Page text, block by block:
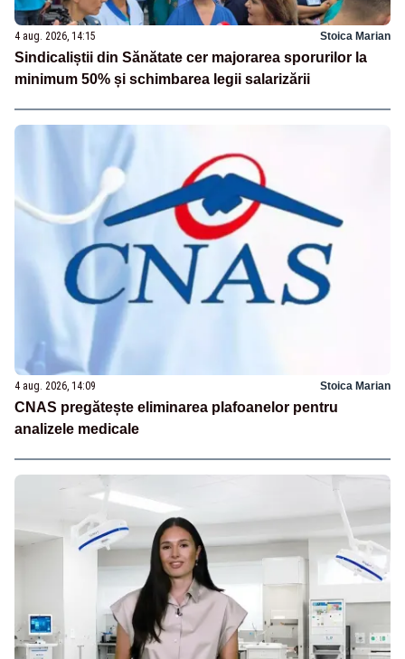
4 aug. 2026, 14:15 Stoica Marian
Sindicaliștii din Sănătate cer majorarea sporurilor la
minimum 50% și schimbarea legii salarizării
4 aug. 2026, 14:09 Stoica Marian
CNAS pregătește eliminarea plafoanelor pentru
analizele medicale